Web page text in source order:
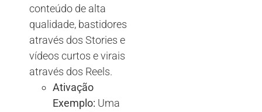
conteúdo de alta
qualidade, bastidores
através dos Stories e
vídeos curtos e virais
através dos Reels.
Ativação
Exemplo: Uma